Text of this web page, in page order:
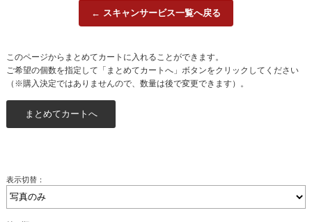
← スキャンサービス一覧へ戻る
このページからまとめてカートに入れることができます。
ご希望の個数を指定して「まとめてカートへ」ボタンをクリックしてください
（※購入決定ではありませんので、数量は後で変更できます）。
表示切替：